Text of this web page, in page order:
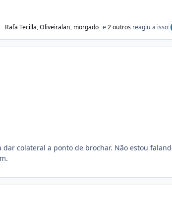
Rafa Tecilla,Oliveiralan, morgado_ e2 outros reagiu a isso
colateral a ponto de brochar. Não estou